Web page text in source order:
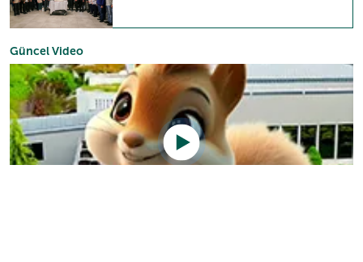
Güncel Video